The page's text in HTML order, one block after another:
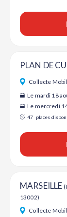
PLAN DE
Collecte
Le mardi 18
Le mercredi
47 places
MARSEILLE
13002)
Collecte